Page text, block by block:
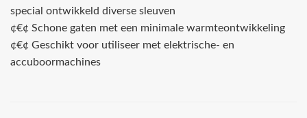
special ontwikkeld diverse sleuven
¢€¢ Schone gaten met een minimale warmteontwikkeling
¢€¢ Geschikt voor utiliseer met elektrische- en
accuboormachines